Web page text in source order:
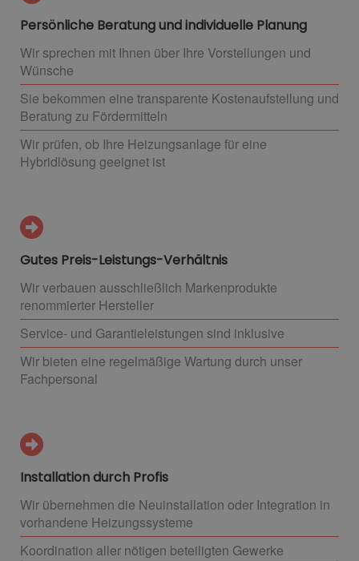
Persönliche Beratung und individuelle Planung
Wir sprechen mit Ihnen über Ihre Vorstellungen und
Wünsche
Sie bekommen eine transparente Kostenaufstellung und
Beratung zu Fördermitteln
Wir prüfen, ob Ihre Heizungsanlage für eine
Hybridlösung geeignet ist
Gutes Preis-Leistungs-Verhältnis
Wir verbauen ausschließlich Markenprodukte
renommierter Hersteller
Service- und Garantieleistungen sind inklusive
Wir bieten eine regelmäßige Wartung durch unser
Fachpersonal
Installation durch Profis
Wir übernehmen die Neuinstallation oder Integration in
vorhandene Heizungssysteme
Koordination aller nötigen beteiligten Gewerke